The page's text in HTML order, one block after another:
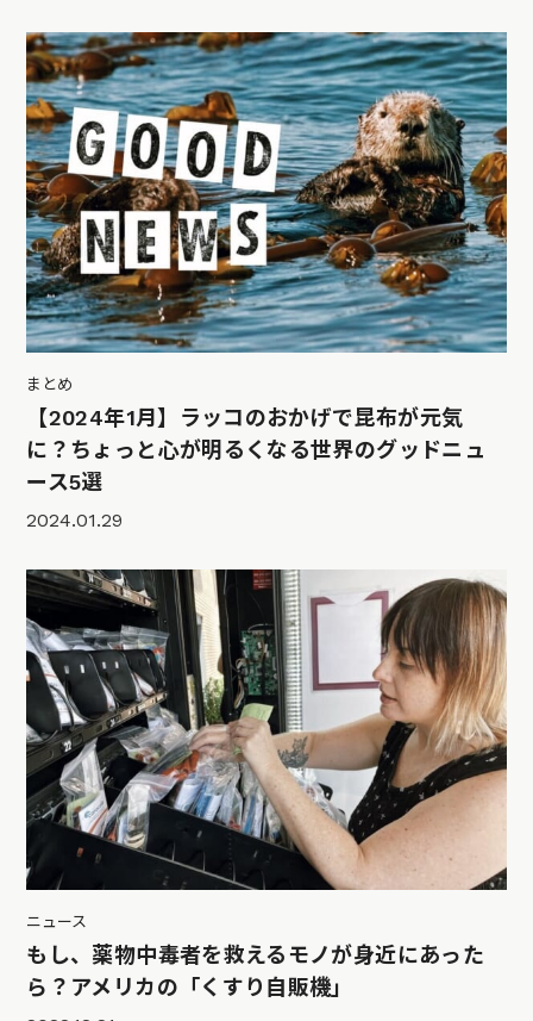
まとめ
【2024年1月】ラッコのおかげで昆布が元気
に？ちょっと心が明るくなる世界のグッドニュ
ース5選
2024.01.29
ニュース
もし、薬物中毒者を救えるモノが身近にあった
ら？アメリカの「くすり自販機」